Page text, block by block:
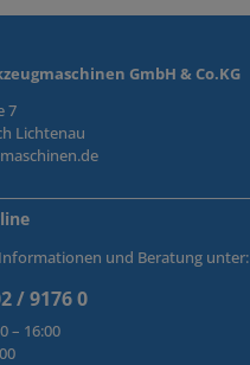
GmbH & Co.KG
7
Lichtenau
und Beratung unter:
/ 9176 0
– 16:00